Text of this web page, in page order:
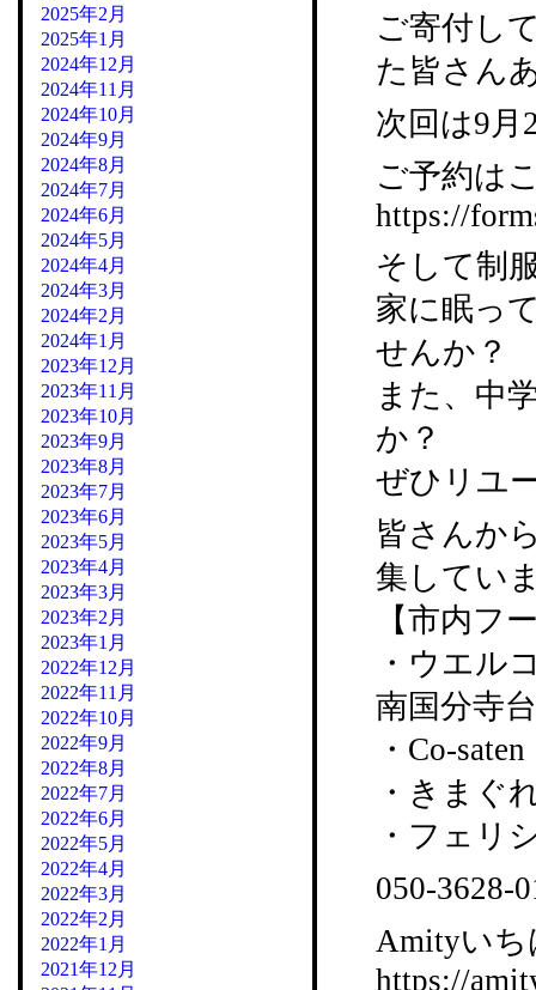
ご寄付し
た皆さん
次回は9月
ご予約は
https://
そして制
家に眠っ
せんか？
また、中
か？
ぜひリユ
皆さんか
集してい
【市内フ
・ウエル
南国分寺
・Co-
・きまぐ
・フェリ
050-3628-
Amityいち
https://
2025年2月
2025年1月
2024年12月
2024年11月
2024年10月
2024年9月
2024年8月
2024年7月
2024年6月
2024年5月
2024年4月
2024年3月
2024年2月
2024年1月
2023年12月
2023年11月
2023年10月
2023年9月
2023年8月
2023年7月
2023年6月
2023年5月
2023年4月
2023年3月
2023年2月
2023年1月
2022年12月
2022年11月
2022年10月
2022年9月
2022年8月
2022年7月
2022年6月
2022年5月
2022年4月
2022年3月
2022年2月
2022年1月
2021年12月